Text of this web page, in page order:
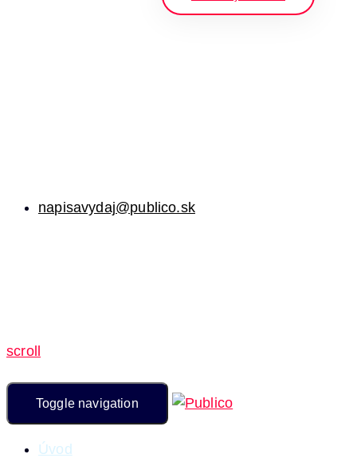
napisavydaj@publico.sk
scroll
Toggle navigation
Úvod